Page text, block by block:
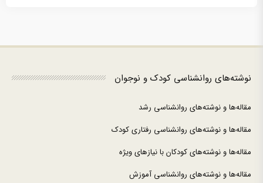
نوشته‌های روانشناسی کودک و نوجوان
مقاله‌ها و نوشته‌های روانشناسی رشد
مقاله‌ها و نوشته‌های روانشناسی رفتاری کودک
مقاله‌ها و نوشته‌های کودکان با نیازهای ویژه
مقاله‌ها و نوشته‌های روانشناسی آموزش